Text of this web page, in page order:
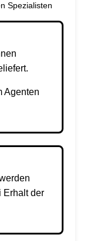
Spezialisten
Agenten
Erhalt der